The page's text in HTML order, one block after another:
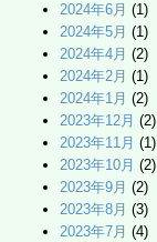
2024年6月 (1)
2024年5月 (1)
2024年4月 (2)
2024年2月 (1)
2024年1月 (2)
2023年12月 (2)
2023年11月 (1)
2023年10月 (2)
2023年9月 (2)
2023年8月 (3)
2023年7月 (4)